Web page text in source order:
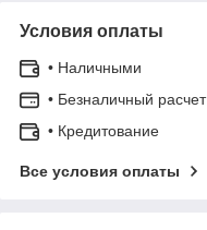
Условия оплаты
• Наличными
• Безналичный расчет
• Кредитование
Все условия оплаты